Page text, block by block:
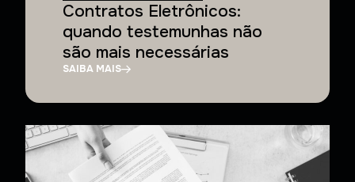
Contratos Eletrônicos:
quando testemunhas não
são mais necessárias
SAIBA MAIS